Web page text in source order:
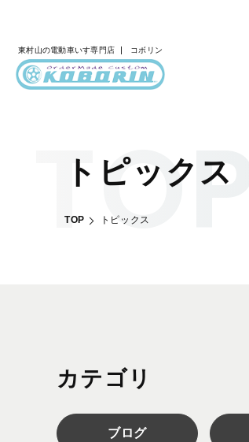
東村山の電動車いす専門店 コボリン
トピックス
TOP トピックス
カテゴリ
ブログ